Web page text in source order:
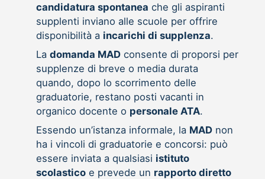
candidatura spontanea che gli aspiranti
supplenti inviano alle scuole per offrire
disponibilità a incarichi di supplenza.
La domanda MADconsente di proporsi per
supplenze di breve o media durata
quando, dopo lo scorrimento delle
graduatorie, restano posti vacanti in
organico docente o personale ATA.
Essendo un’istanza informale, la MADnon
ha i vincoli di graduatorie e concorsi: può
essere inviata a qualsiasi istituto
scolasticoe prevede un rapporto diretto